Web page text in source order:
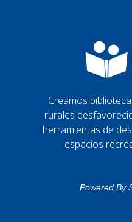
Creamos
rurales
herramientas de
espacios
Powered By